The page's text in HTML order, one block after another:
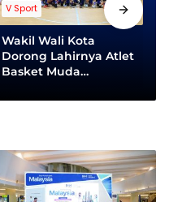
V Sport
Wakil Wali Kota
Dorong Lahirnya Atlet
Basket Muda